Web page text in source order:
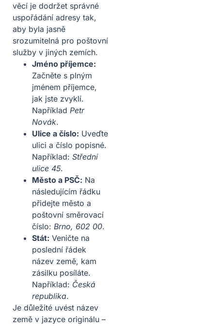
věcí je dodržet správné
uspořádání adresy tak,
aby byla jasně
srozumitelná pro poštovní
služby v jiných zemích.
Jméno příjemce:
Začněte s plným
jménem příjemce,
jak jste zvyklí.
Například Petr
Novák.
Ulice a číslo: Uveďte
ulici a číslo popisné.
Například: Střední
ulice 45.
Město a PSČ: Na
následujícím řádku
přidejte město a
poštovní směrovací
číslo: Brno, 602 00.
Stát: Veničte na
poslední řádek
název země, kam
zásilku posíláte.
Například: Česká
republika.
Je důležité uvést název
země v jazyce originálu –